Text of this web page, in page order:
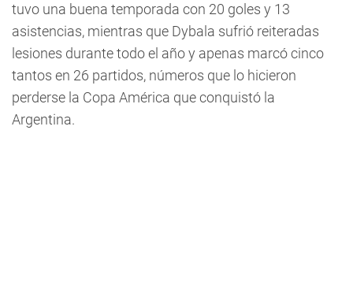
tuvo una buena temporada con 20 goles y 13
asistencias, mientras que Dybala sufrió reiteradas
lesiones durante todo el año y apenas marcó cinco
tantos en 26 partidos, números que lo hicieron
perderse la Copa América que conquistó la
Argentina.